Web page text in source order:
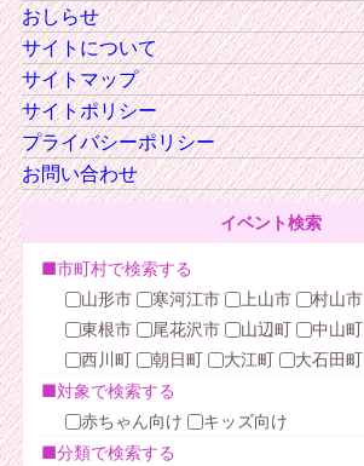
おしらせ
サイトについて
サイトマップ
サイトポリシー
プライバシーポリシー
お問い合わせ
イベント検索
■市町村で検索する
山形市
寒河江市 上山市 村山市
東根市
尾花沢市 山辺町 中山町
西川町
朝日町 大江町
大石田町
■対象で検索する
赤ちゃん向け
キッズ向け
■分類で検索する